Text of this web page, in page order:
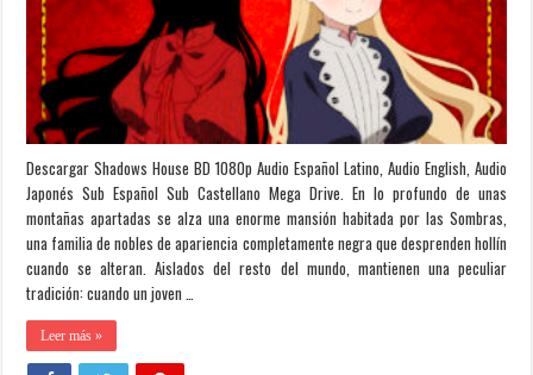
Descargar Shadows House BD 1080p Audio Español Latino, Audio English, Audio
Japonés Sub Español Sub Castellano Mega Drive. En lo profundo de unas
montañas apartadas se alza una enorme mansión habitada por las Sombras,
una familia de nobles de apariencia completamente negra que desprenden hollín
cuando se alteran. Aislados del resto del mundo, mantienen una peculiar
tradición: cuando un joven …
Leer más »